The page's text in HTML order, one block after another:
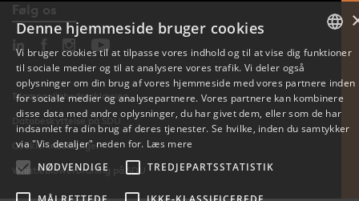
Følg os
Tilgængelighedserklæring
Databeskyttelse på SDU
Cookie-indstillinger
Whistleblowerordning på SDU
ENGLISH
Denne hjemmeside bruger cookies
Vi bruger cookies til at tilpasse vores indhold og til at vise dig funktioner
til sociale medier og til at analysere vores trafik. Vi deler også
oplysninger om din brug af vores hjemmeside med vores partnere inden
for sociale medier og analysepartnere. Vores partnere kan kombinere
disse data med andre oplysninger, du har givet dem, eller som de har
indsamlet fra din brug af deres tjenester. Se hvilke, inden du samtykker
via "Vis detaljer" neden for. Læs mere
NØDVENDIGE
TREDJEPARTSSTATISTIK